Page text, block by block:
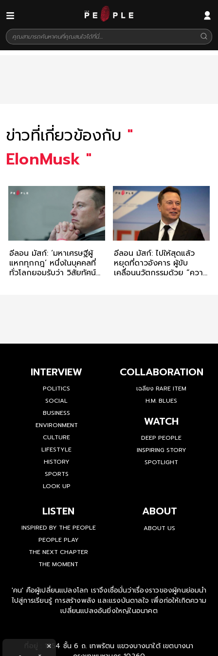
ข่าวที่เกี่ยวข้องกับ "
ElonMusk "
อีลอน มัสก์: ‘มหาเศรษฐีผู้
แหกทุกกฎ’ หนึ่งในบุคคลที่
ทั่วโลกยอมรับว่า วิสัยทัศน์
อีลอน มัสก์: ไปให้สุดแล้ว
หยุดที่ดาวอังคาร ผู้ขับ
เคลื่อนนวัตกรรมด้วย “ความ
INTERVIEW
POLITICS
SOCIAL
BUSINESS
ENVIRONMENT
CULTURE
LIFESTYLE
HISTORY
SPORTS
LOOK UP
COLLABORATION
เฉลียง RARE ITEM
H.M. BLUES
WATCH
DEEP PEOPLE
INSPIRING STORY
SPOTLIGHT
LISTEN
INSPIRED BY THE PEOPLE
PEOPLE PLAY
THE NEXT CHAPTER
THE MOMENT
ABOUT
ABOUT US
'คน' คือผู้เปลี่ยนแปลงโลก เราจึงเชื่อมั่นว่าเรื่องราวของผู้คนย่อมนำ
ไปสู่การเรียนรู้ การสร้างพลัง และแรงบันดาลใจ เพื่อก่อให้เกิดความ
เปลี่ยนแปลงอันยิ่งใหญ่ในอนาคต
ที่อยู่ : 1854 ชั้น 6 ถ. เทพรัตน แขวงบางนาใต้ เขตบางนา
×